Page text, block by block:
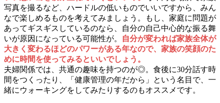
写真を撮るなど、ハードルの低いものでいいですから、みん
なで楽しめるものを考えてみましょう。もし、家庭に問題が
あってギスギスしているのなら、自分の自己中心的な振る舞
いが原因になっている可能性が。
自分が変われば家族全体が
大きく変わるほどのパワーがある年なので、家族の笑顔のた
めに時間を使ってみるといいでしょう。
夫婦関係では、共通の趣味を持つのが◎。食後に30分話す時
間をつくったり、「健康管理の年だから」という名目で、一
緒にウォーキングをしてみたりするのもオススメです。